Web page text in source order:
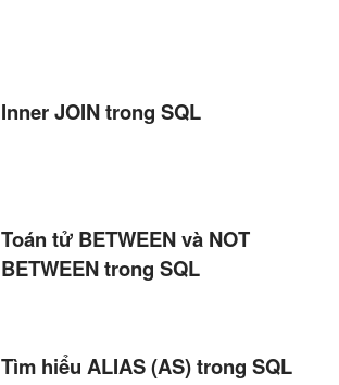
Inner JOIN trong SQL
Toán tử BETWEEN và NOT
BETWEEN trong SQL
Tìm hiểu ALIAS (AS) trong SQL